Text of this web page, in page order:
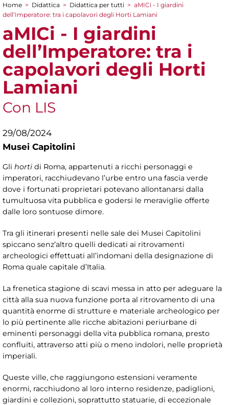
Tu sei qui
Home > Didattica > Didattica per tutti > aMICi - I giardini
dell’Imperatore: tra i capolavori degli Horti Lamiani
aMICi - I giardini
dell’Imperatore: tra i
capolavori degli Horti
Lamiani
Con LIS
29/08/2024
Musei Capitolini
Gli horti di Roma, appartenuti a ricchi personaggi e
imperatori, racchiudevano l’urbe entro una fascia verde
dove i fortunati proprietari potevano allontanarsi dalla
tumultuosa vita pubblica e godersi le meraviglie offerte
dalle loro sontuose dimore.
Tra gli itinerari presenti nelle sale dei Musei Capitolini
spiccano senz’altro quelli dedicati ai ritrovamenti
archeologici effettuati all’indomani della designazione di
Roma quale capitale d’Italia.
La frenetica stagione di scavi messa in atto per adeguare la
città alla sua nuova funzione porta al ritrovamento di una
quantità enorme di strutture e materiale archeologico per
lo più pertinente alle ricche abitazioni periurbane di
eminenti personaggi della vita pubblica romana, presto
confluiti, attraverso atti più o meno indolori, nelle proprietà
imperiali.
Queste ville, che raggiungono estensioni veramente
enormi, racchiudono al loro interno residenze, padiglioni,
giardini e collezioni, soprattutto statuarie, di eccezionale